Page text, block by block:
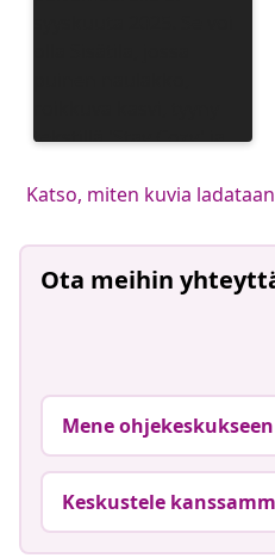
Katso, miten kuvia ladataan
Ota meihin
Mene ohjekeskukseen
Keskustele